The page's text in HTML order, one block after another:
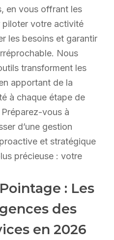
en vous offrant les
piloter votre activité
les besoins et garantir
Nous
transforment les
apportant de la
à chaque étape de
vous à
d’une gestion
et stratégique
précieuse : votre
: Les
des
en 2026